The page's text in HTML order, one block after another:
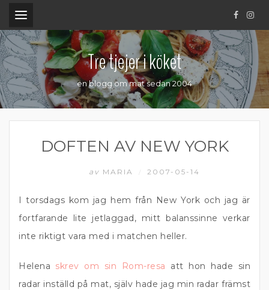
.
Tre tjejer i köket
en blogg om mat sedan 2004
DOFTEN AV NEW YORK
av MARIA 2007-05-14
I torsdags kom jag hem från New York och jag är
fortfarande lite jetlaggad, mitt balanssinne verkar
inte riktigt vara med i matchen heller.
Helena skrev om sin Rom-resa att hon hade sin
radar inställd på mat, själv hade jag min radar främst